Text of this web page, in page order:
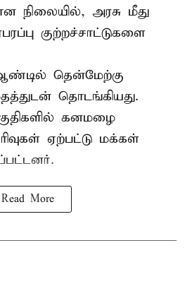
நிலையில், அரசு மீது
குற்றச்சாட்டுகளை
தென்மேற்கு
தொடங்கியது.
கனமழை
ஏற்பட்டு மக்கள்
Read More